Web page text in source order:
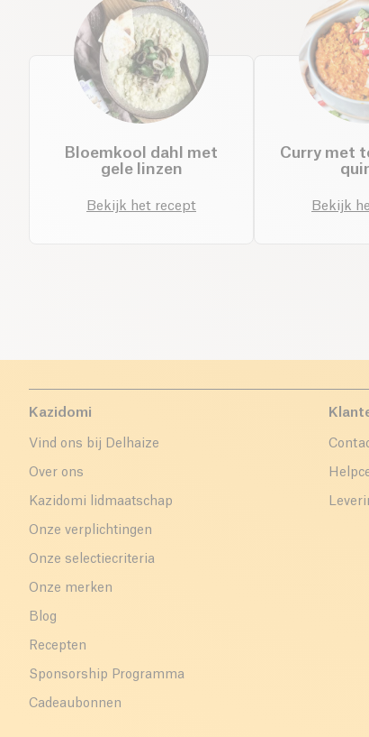
Bloemkool dahl met
gele linzen
Bekijk het recept
Curry met
Bekijk
Kazidomi
Vind ons bij Delhaize
Over ons
Kazidomi lidmaatschap
Onze verplichtingen
Onze selectiecriteria
Onze merken
Blog
Recepten
Sponsorship Programma
Cadeaubonnen